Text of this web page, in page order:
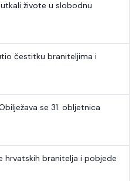
živote u slobodnu
čestitku braniteljima i
se 31. obljetnica
hrvatskih branitelja i pobjede